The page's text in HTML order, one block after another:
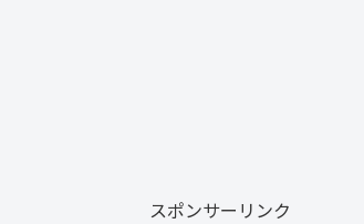
スポンサーリンク